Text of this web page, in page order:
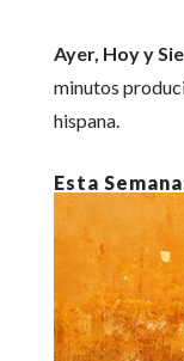
Ayer, Hoy y
minutos
hispana.